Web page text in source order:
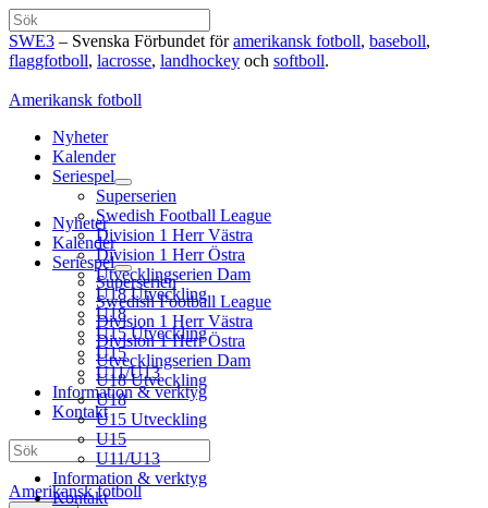
Hoppa
till
innehåll
Sök
SWE3 – Svenska Förbundet föramerikansk fotboll, baseboll,
flaggfotboll, lacrosse, landhockey och softboll.
Amerikansk fotboll
Nyheter
Kalender
Seriespel
Superserien
Swedish Football League
Division 1 Herr Västra
Division 1 Herr Östra
Utvecklingserien Dam
U18 Utveckling
U18
U15 Utveckling
U15
U11/U13
Information & verktyg
Kontakt
Sök
Amerikansk fotboll
Nyheter
Kalender
Seriespel
Superserien
Swedish Football League
Division 1 Herr Västra
Division 1 Herr Östra
Utvecklingserien Dam
U18 Utveckling
U18
U15 Utveckling
U15
U11/U13
Information & verktyg
Kontakt